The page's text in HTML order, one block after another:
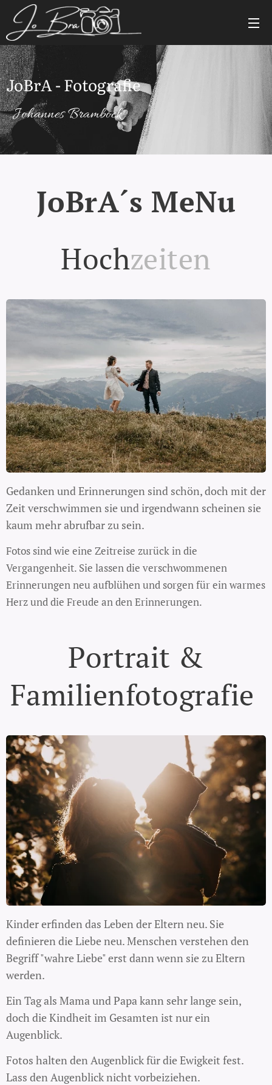
JoBrA - Fotografie
Johannes Bramböck
JoBrA´s MeNu
Hochzeiten
Gedanken und Erinnerungen sind schön, doch mit der
Zeit verschwimmen sie und irgendwann scheinen sie
kaum mehr abrufbar zu sein.
Fotos sind wie eine Zeitreise zurück in die
Vergangenheit. Sie lassen die verschwommenen
Erinnerungen neu aufblühen und sorgen für ein warmes
Herz und die Freude an den Erinnerungen.
Portrait &
Familienfotografie
Kinder erfinden das Leben der Eltern neu. Sie
definieren die Liebe neu. Menschen verstehen den
Begriff "wahre Liebe" erst dann wenn sie zu Eltern
werden.
Ein Tag als Mama und Papa kann sehr lange sein,
doch die Kindheit im Gesamten ist nur ein
Augenblick.
Fotos halten den Augenblick für die Ewigkeit fest.
Lass den Augenblick nicht vorbeiziehen.